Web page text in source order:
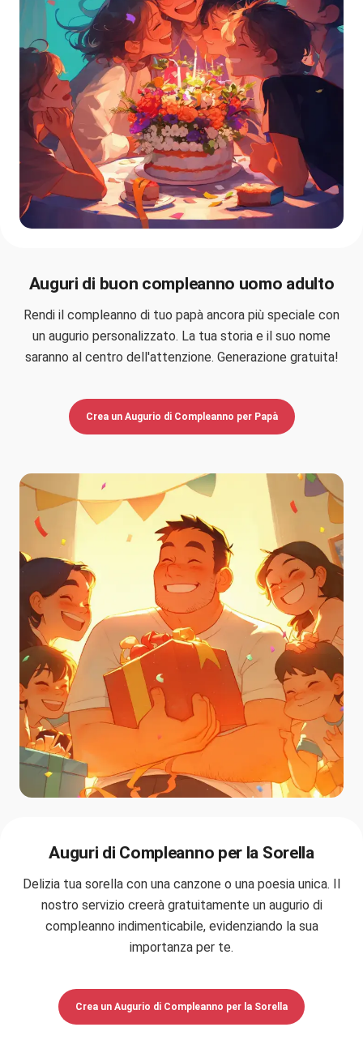
Auguri di buon compleanno uomo adulto
Rendi il compleanno di tuo papà ancora più speciale con
un augurio personalizzato. La tua storia e il suo nome
saranno al centro dell'attenzione. Generazione gratuita!
Crea un Augurio di Compleanno per Papà
Auguri di Compleanno per la Sorella
Delizia tua sorella con una canzone o una poesia unica. Il
nostro servizio creerà gratuitamente un augurio di
compleanno indimenticabile, evidenziando la sua
importanza per te.
Crea un Augurio di Compleanno per la Sorella